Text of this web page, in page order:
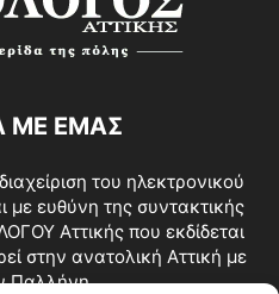
ΜΕ ΕΜΑΣ
του ηλεκτρονικού
με ευθύνη της συντακτικής
Αττικής που εκδίδεται
στην ανατολική Αττική με
Παλλήνη.